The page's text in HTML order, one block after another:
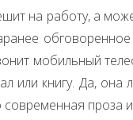
на работу, а
мобильный
или книгу. Да,
проза